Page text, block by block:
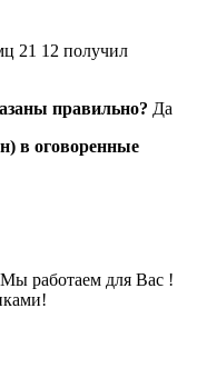
21 12 получил
правильно? Да
в оговоренные
работаем для Вас !